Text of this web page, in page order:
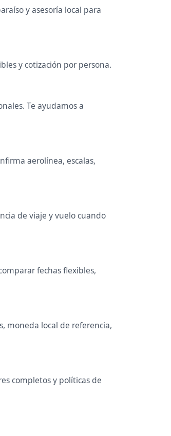
y asesoría local para
y cotización por persona.
Te ayudamos a
aerolínea, escalas,
de viaje y vuelo cuando
fechas flexibles,
moneda local de referencia,
completos y políticas de